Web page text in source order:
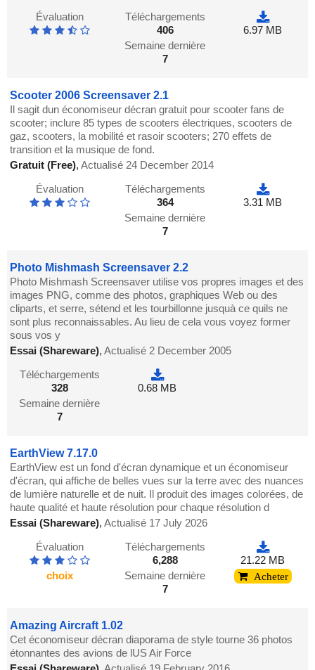
Évaluation
Téléchargements
406
Semaine dernière
7
6.97 MB
Scooter 2006 Screensaver 2.1
Il sagit dun économiseur décran gratuit pour scooter fans de
scooter; inclure 85 types de scooters électriques, scooters de
gaz, scooters, la mobilité et rasoir scooters; 270 effets de
transition et la musique de fond.
Gratuit (Free),Actualisé 24 December 2014
Évaluation
Téléchargements
364
Semaine dernière
7
3.31 MB
Photo Mishmash Screensaver 2.2
Photo Mishmash Screensaver utilise vos propres images et des
images PNG, comme des photos, graphiques Web ou des
cliparts, et serre, sétend et les tourbillonne jusquà ce quils ne
sont plus reconnaissables. Au lieu de cela vous voyez former
sous vos y
Essai (Shareware),Actualisé 2 December 2005
Téléchargements
328
Semaine dernière
7
0.68 MB
EarthView 7.17.0
EarthView est un fond d'écran dynamique et un économiseur
d'écran, qui affiche de belles vues sur la terre avec des nuances
de lumière naturelle et de nuit. Il produit des images colorées, de
haute qualité et haute résolution pour chaque résolution d
Essai (Shareware),Actualisé 17 July 2026
Évaluation
choix
Téléchargements
6,288
Semaine dernière
7
21.22 MB
Acheter
Amazing Aircraft 1.02
Cet économiseur décran diaporama de style tourne 36 photos
étonnantes des avions de lUS Air Force